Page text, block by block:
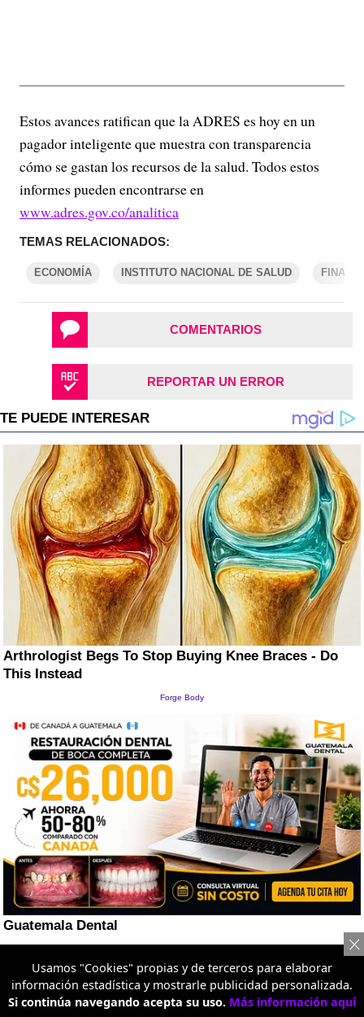
Estos avances ratifican que la ADRES es hoy en un
pagador inteligente que muestra con transparencia
cómo se gastan los recursos de la salud. Todos estos
informes pueden encontrarse en
www.adres.gov.co/analitica
TEMAS RELACIONADOS:
ECONOMÍA INSTITUTO NACIONAL DE SALUD
COMENTARIOS
REPORTAR UN ERROR
Usamos "Cookies" propias y de terceros para elaborar
información estadística y mostrarle publicidad personalizada.
Si continúa navegando acepta su uso. Más información aquí